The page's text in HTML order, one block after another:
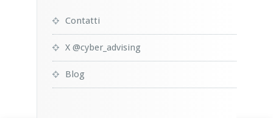
Contatti
X @cyber_advising
Blog